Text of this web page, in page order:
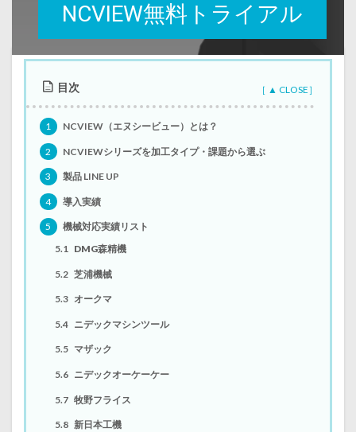
NCVIEW無料トライアル
目次
1 NCVIEW（エヌシービュー）とは？
2 NCVIEWシリーズを加工タイプ・課題から選ぶ
3 製品 LINE UP
4 導入実績
5
機械対応実績リスト
5.1
DMG森精機
5.2 芝浦機械
5.3 オークマ
5.4 ニデックマシンツール
5.5 マザック
5.6 ニデックオーケーケー
5.7 牧野フライス
5.8 新日本工機